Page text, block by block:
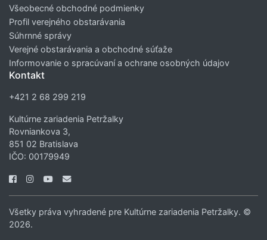
Všeobecné obchodné podmienky
Profil verejného obstarávania
Súhrnné správy
Verejné obstarávania a obchodné súťaže
Informovanie o spracúvaní a ochrane osobných údajov
Kontakt
+421 2 68 299 219
Kultúrne zariadenia Petržalky
Rovniankova 3,
851 02 Bratislava
IČO: 00179949
Všetky práva vyhradené pre Kultúrne zariadenia Petržalky. ©
2026.